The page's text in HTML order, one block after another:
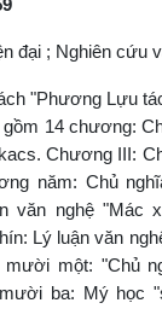
đại ; Nghiên cứu
"Phương Lựu
gồm 14 chương:
Chương III:
năm: Chủ
văn nghệ "Mác
Lý luận văn
một: "Chủ
ba: Mý học